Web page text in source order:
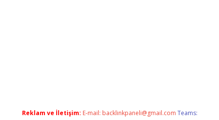
Reklam ve İletişim: E-mail: backlinkpaneli@gmail.com Teams: